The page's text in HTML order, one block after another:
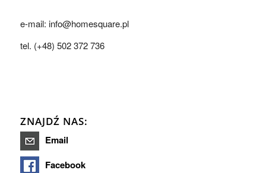
e-mail: info@homesquare.pl
tel. (+48) 502 372 736
ZNAJDŹ NAS:
Email
Facebook